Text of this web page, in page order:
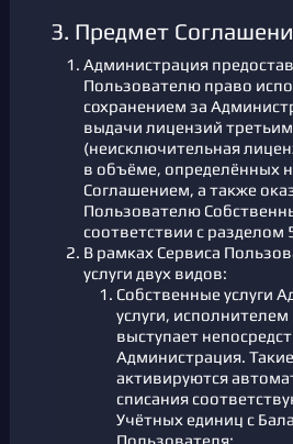
3. Предмет
Администрация
Пользователю право
сохранением за
выдачи лицензий
(неисключительная
в объёме, определённых
Соглашением, а также
Пользователю
соответствии с разделом
В рамках Сервиса
услуги двух видов:
Собственные услуги
услуги,
выступает
Администрация. Такие
активируются
списания
Учётных единиц с